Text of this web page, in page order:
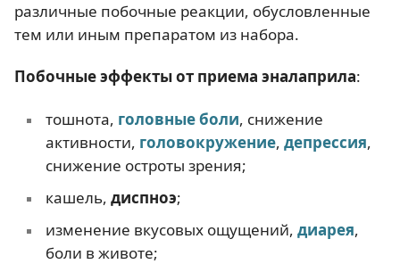
различные побочные реакции, обусловленные
тем или иным препаратом из набора.
Побочные эффекты от приема эналаприла:
тошнота, головные боли, снижение
активности, головокружение, депрессия,
снижение остроты зрения;
кашель, диспноэ;
изменение вкусовых ощущений, диарея,
боли в животе;